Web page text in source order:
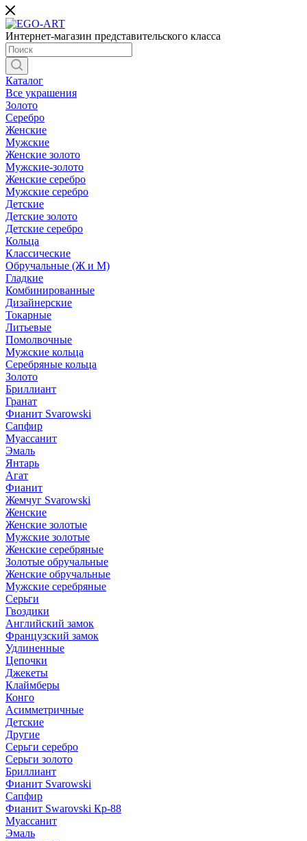
Интернет-магазин представительского класса
Каталог
Все украшения
Золото
Серебро
Женские
Мужские
Женские золото
Мужские-золото
Женские серебро
Мужские серебро
Детские
Детские золото
Детские серебро
Кольца
Классические
Обручальные (Ж и М)
Гладкие
Комбинированные
Дизайнерские
Токарные
Литьевые
Помолвочные
Мужские кольца
Серебряные кольца
Золото
Бриллиант
Гранат
Фианит Svarowski
Сапфир
Муассанит
Эмаль
Янтарь
Агат
Фианит
Жемчуг Svarowski
Женские
Женские золотые
Мужские золотые
Женские серебряные
Золотые обручальные
Женские обручальные
Мужские серебряные
Серьги
Гвоздики
Английский замок
Французский замок
Удлиненные
Цепочки
Джекеты
Клаймберы
Конго
Асимметричные
Детские
Другие
Серьги серебро
Серьги золото
Бриллиант
Фианит Svarowski
Сапфир
Фианит Swarovski Кр-88
Муассанит
Эмаль